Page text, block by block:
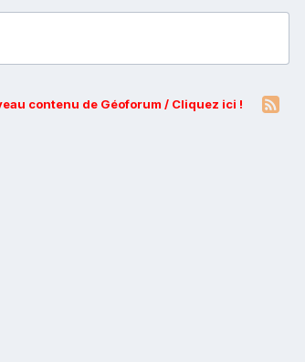
contenu de Géoforum / Cliquez ici !